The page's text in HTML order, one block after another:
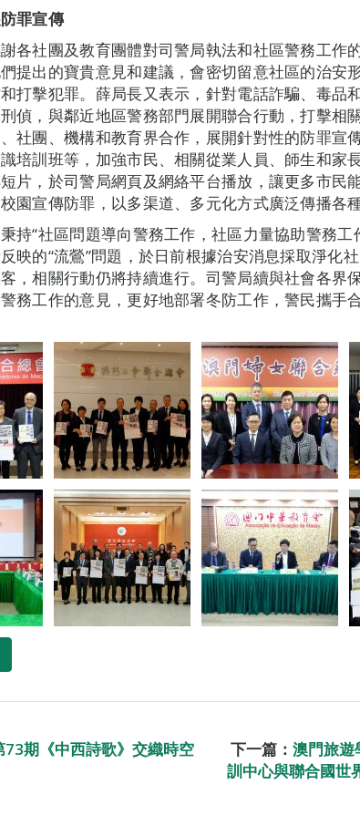
罪宣傳
各社團及教育團體對司警局執法和社區警務工作
提出的寶貴意見和建議，會密切留意社區的治安
打擊犯罪。薛局長又表示，針對電話詐騙、毒品
偵，與鄰近地區警務部門展開聯合行動，打擊相
社團、機構和教育界合作，展開針對性的防罪宣
培訓班等，加強市民、相關從業人員、師生和家
片，於司警局網頁及網絡平台播放，讓更多市民
園宣傳防罪，以多渠道、多元化方式廣泛傳播各
持“社區問題導向警務工作，社區力量協助警務工
映的“流鶯”問題，於日前根據治安消息採取淨化
，相關行動仍將持續進行。司警局續與社會各界
務工作的意見，更好地部署冬防工作，警民攜手
73期《中西詩歌》交織時空
下一篇： 澳門旅遊
訓中心與聯合國世